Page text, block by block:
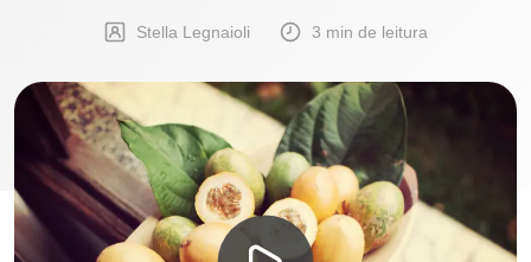
Stella Legnaioli 3 min de leitura